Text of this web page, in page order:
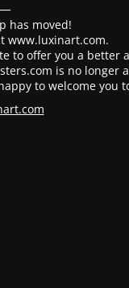
has moved!
www.luxinart.com.
to offer you a better
is no longer
to welcome you